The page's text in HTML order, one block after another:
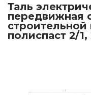
Таль электрическая канатная
передвижная
строительной
полиспаст 2/1,